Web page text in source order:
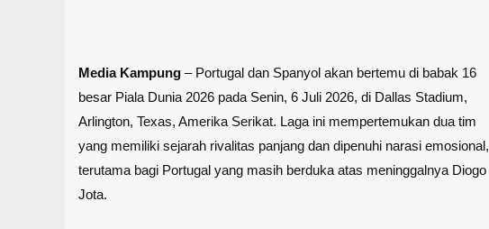
Media Kampung – Portugal dan Spanyol akan bertemu di babak 16
besar Piala Dunia 2026 pada Senin, 6 Juli 2026, di Dallas Stadium,
Arlington, Texas, Amerika Serikat. Laga ini mempertemukan dua tim
yang memiliki sejarah rivalitas panjang dan dipenuhi narasi emosional,
terutama bagi Portugal yang masih berduka atas meninggalnya Diogo
Jota.